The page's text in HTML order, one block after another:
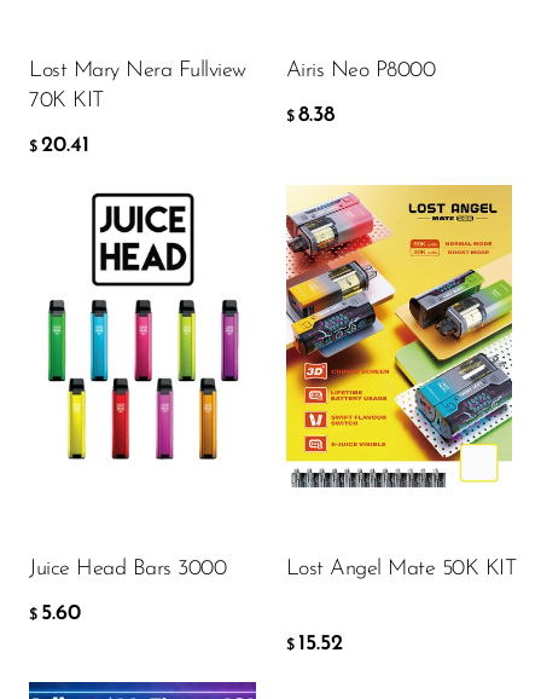
Lost Mary Nera Fullview
70K KIT
$ 20.41
Airis Neo P8000
$ 8.38
Juice Head Bars 3000
$ 5.60
Flavor
5.60
Lost Angel Mate 50K KIT
$ 15.52
Flavor
$15.52